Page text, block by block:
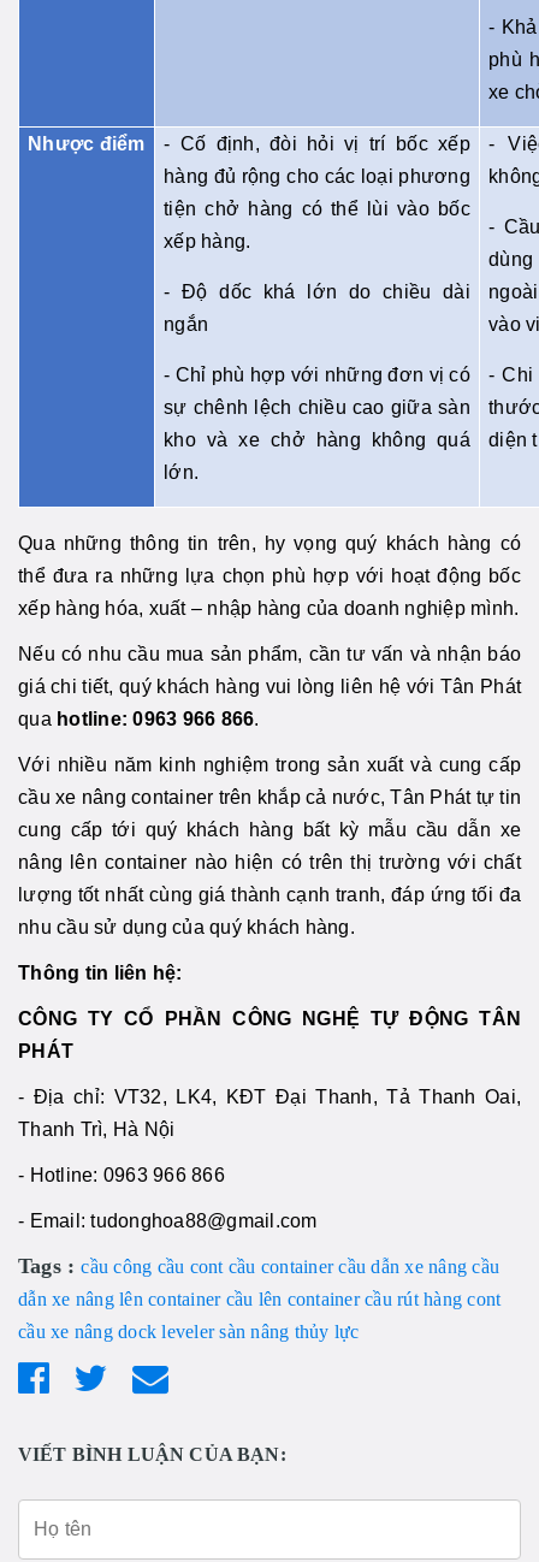
-
phù
xe
Nhược điểm
- Cố định, đòi hỏi vị trí bốc xếp
hàng đủ rộng cho các loại phương
tiện chở hàng có thể lùi vào bốc
xếp hàng.
- Độ dốc khá lớn do chiều dài
ngắn
- Chỉ phù hợp với những đơn vị có
sự chênh lệch chiều cao giữa sàn
kho và xe chở hàng không quá
lớn.
-
-
vào
- Chi
diện
Qua những thông tin trên, hy vọng quý khách hàng có
thể đưa ra những lựa chọn phù hợp với hoạt động bốc
xếp hàng hóa, xuất – nhập hàng của doanh nghiệp mình.
Nếu có nhu cầu mua sản phẩm, cần tư vấn và nhận báo
giá chi tiết, quý khách hàng vui lòng liên hệ với Tân Phát
qua hotline: 0963 966 866.
Với nhiều năm kinh nghiệm trong sản xuất và cung cấp
cầu xe nâng container trên khắp cả nước, Tân Phát tự tin
cung cấp tới quý khách hàng bất kỳ mẫu cầu dẫn xe
nâng lên container nào hiện có trên thị trường với chất
lượng tốt nhất cùng giá thành cạnh tranh, đáp ứng tối đa
nhu cầu sử dụng của quý khách hàng.
Thông tin liên hệ:
CÔNG TY CỔ PHẦN CÔNG NGHỆ TỰ ĐỘNG TÂN
PHÁT
- Địa chỉ: VT32, LK4, KĐT Đại Thanh, Tả Thanh Oai,
Thanh Trì, Hà Nội
- Hotline: 0963 966 866
- Email: tudonghoa88@gmail.com
Tags :cầu công cầu cont cầu container cầu dẫn xe nâng cầu
dẫn xe nâng lên container cầu lên container cầu rút hàng cont
cầu xe nâng dock leveler sàn nâng thủy lực
VIẾT BÌNH LUẬN CỦA BẠN: